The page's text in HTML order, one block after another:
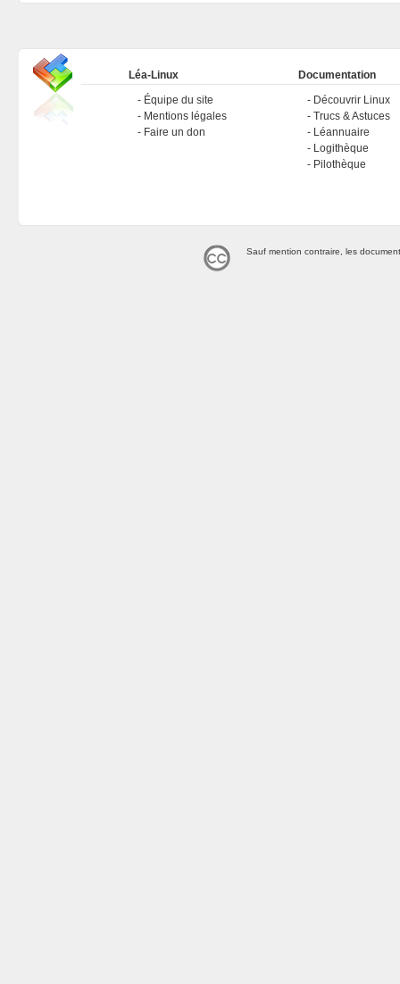
Léa-Linux
Équipe du site
Mentions légales
Faire un don
Documentation
Découvrir Linux
Trucs & Astuces
Léannuaire
Logithèque
Pilothèque
Sauf mention contraire, les